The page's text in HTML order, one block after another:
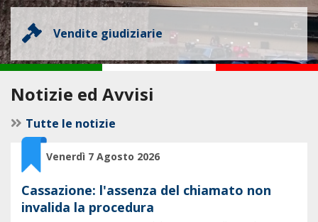
Vendite giudiziarie
Notizie ed Avvisi
Tutte le notizie
Venerdì 7 Agosto 2026
Cassazione: l'assenza del chiamato non
invalida la procedura